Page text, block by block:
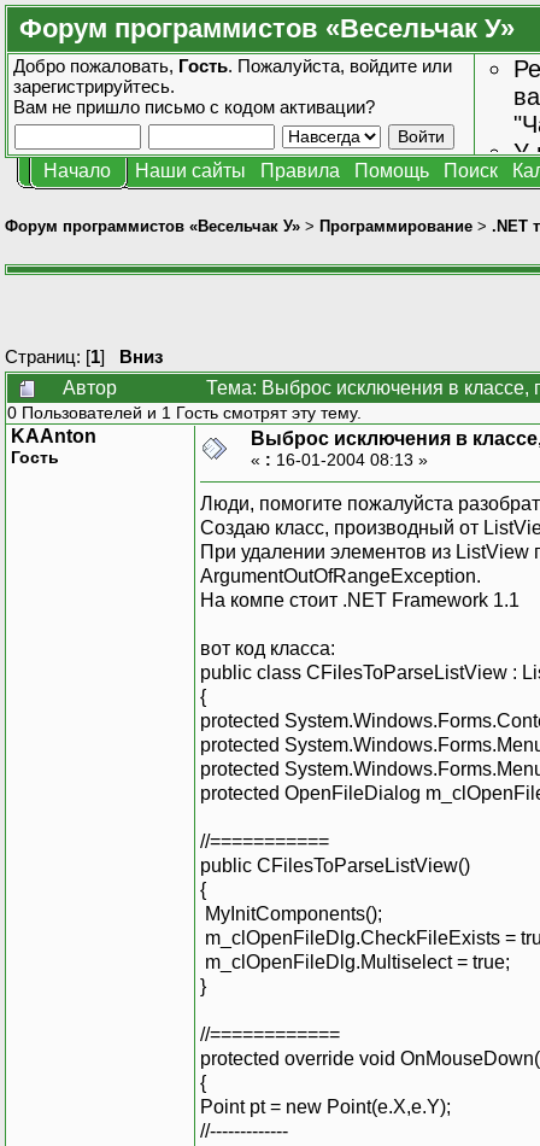
Форум программистов «Весельчак У»
Добро пожаловать, Гость. Пожалуйста, войдите или
зарегистрируйтесь.
Вам не пришло письмо с кодом активации?
У
Начало Наши сайты Правила Помощь Поиск
Форум программистов «Весельчак У» > Программирование > .NET
Страниц: [1] Вниз
Автор
Тема: Выброс исключения в классе,
0 Пользователей и 1 Гость смотрят эту тему.
KAAnton
Гость
Выброс исключения в
« : 16-01-2004 08:13 »
Люди, помогите пожалуйста
Создаю класс, производный от
При удалении элементов из ListView
ArgumentOutOfRangeException.
На компе стоит .NET Framework 1.1
вот код класса:
public class CFilesToParseListView :
{
protected
protected
protected
protected OpenFileDialog
//===========
public CFilesToParseListView()
{
MyInitComponents();
m_clOpenFileDlg.CheckFileExists =
m_clOpenFileDlg.Multiselect = true;
}
//============
protected override void
{
Point pt = new Point(e.X,e.Y);
//-------------